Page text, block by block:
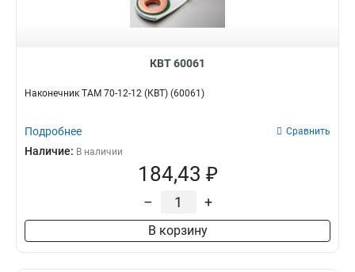
КВТ 60061
Наконечник ТАМ 70-12-12 (КВТ) (60061)
Подробнее Сравнить
Наличие: В наличии
184,43 ₽
– +
В корзину